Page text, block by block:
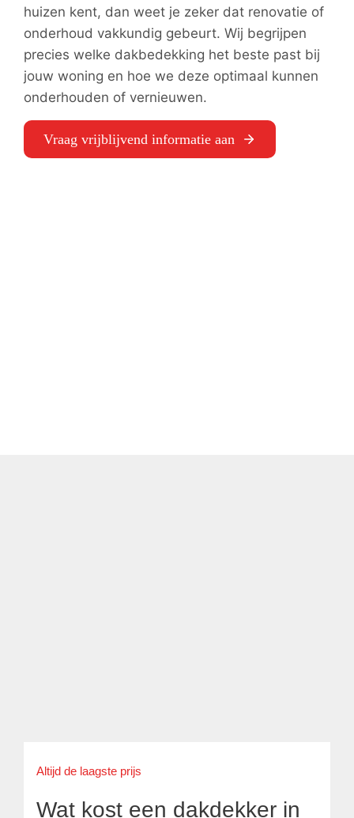
huizen kent, dan weet je zeker dat renovatie of
onderhoud vakkundig gebeurt. Wij begrijpen
precies welke dakbedekking het beste past bij
jouw woning en hoe we deze optimaal kunnen
onderhouden of vernieuwen.
Vraag vrijblijvend informatie aan
Altijd de laagste prijs
Wat kost een dakdekker in